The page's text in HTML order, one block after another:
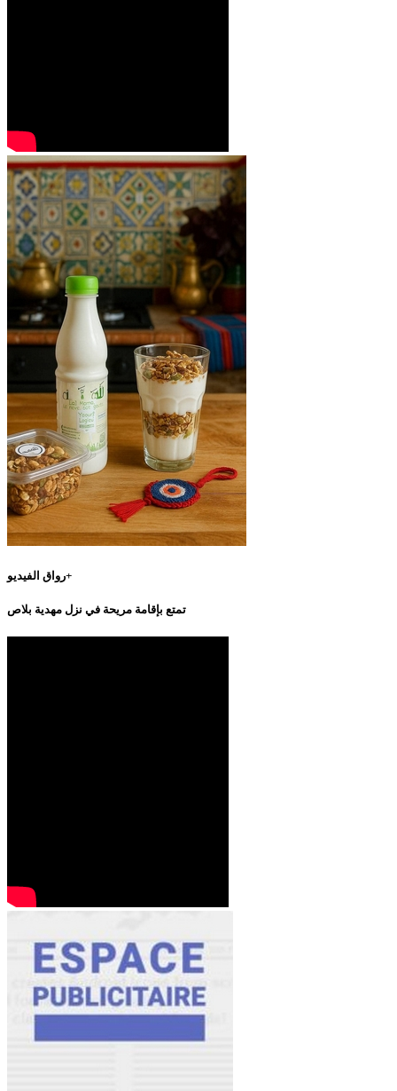
رواق الفيديو+
تمتع بإقامة مريحة في نزل مهدية بلاص